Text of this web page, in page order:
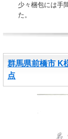
少々梱包には手
た。
群馬県前橋市 K
点